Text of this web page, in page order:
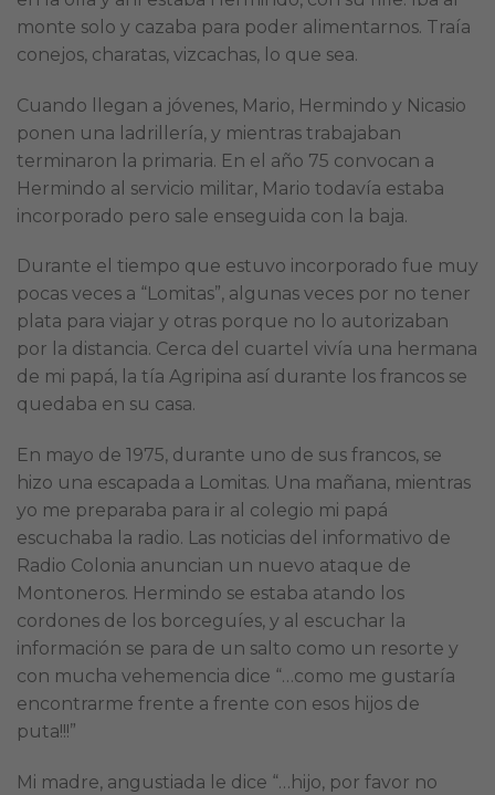
monte solo y cazaba para poder alimentarnos. Traía
conejos, charatas, vizcachas, lo que sea.
Cuando llegan a jóvenes, Mario, Hermindo y Nicasio
ponen una ladrillería, y mientras trabajaban
terminaron la primaria. En el año 75 convocan a
Hermindo al servicio militar, Mario todavía estaba
incorporado pero sale enseguida con la baja.
Durante el tiempo que estuvo incorporado fue muy
pocas veces a “Lomitas”, algunas veces por no tener
plata para viajar y otras porque no lo autorizaban
por la distancia. Cerca del cuartel vivía una hermana
de mi papá, la tía Agripina así durante los francos se
quedaba en su casa.
En mayo de 1975, durante uno de sus francos, se
hizo una escapada a Lomitas. Una mañana, mientras
yo me preparaba para ir al colegio mi papá
escuchaba la radio. Las noticias del informativo de
Radio Colonia anuncian un nuevo ataque de
Montoneros. Hermindo se estaba atando los
cordones de los borceguíes, y al escuchar la
información se para de un salto como un resorte y
con mucha vehemencia dice “…como me gustaría
encontrarme frente a frente con esos hijos de
puta!!!”
Mi madre, angustiada le dice “…hijo, por favor no